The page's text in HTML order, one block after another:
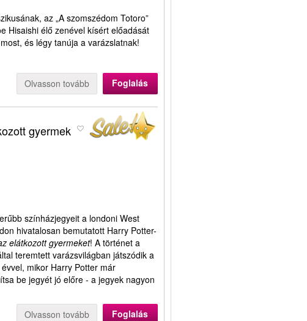
az „A szomszédom Totoro”
Hisaishi élő zenével kísért előadását
és légy tanúja a varázslatnak!
Olvasson tovább Foglalás
gyermek
színházjegyeit a londoni West
hivatalosan bemutatott Harry Potter-
elátkozott gyermeket! A történet a
teremtett varázsvilágban játszódik a
mikor Harry Potter már
be jegyét jó előre - a jegyek nagyon
Olvasson tovább Foglalás